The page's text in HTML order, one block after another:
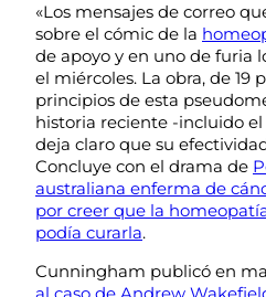
«Los mensajes de correo
sobre el cómic de la
de apoyo y en uno de furia
el miércoles. La obra, de 19
principios de esta
historia reciente -incluido el
deja claro que su
Concluye con el drama de
australiana enferma de
por creer que la
podía curarla.
Cunningham publicó en